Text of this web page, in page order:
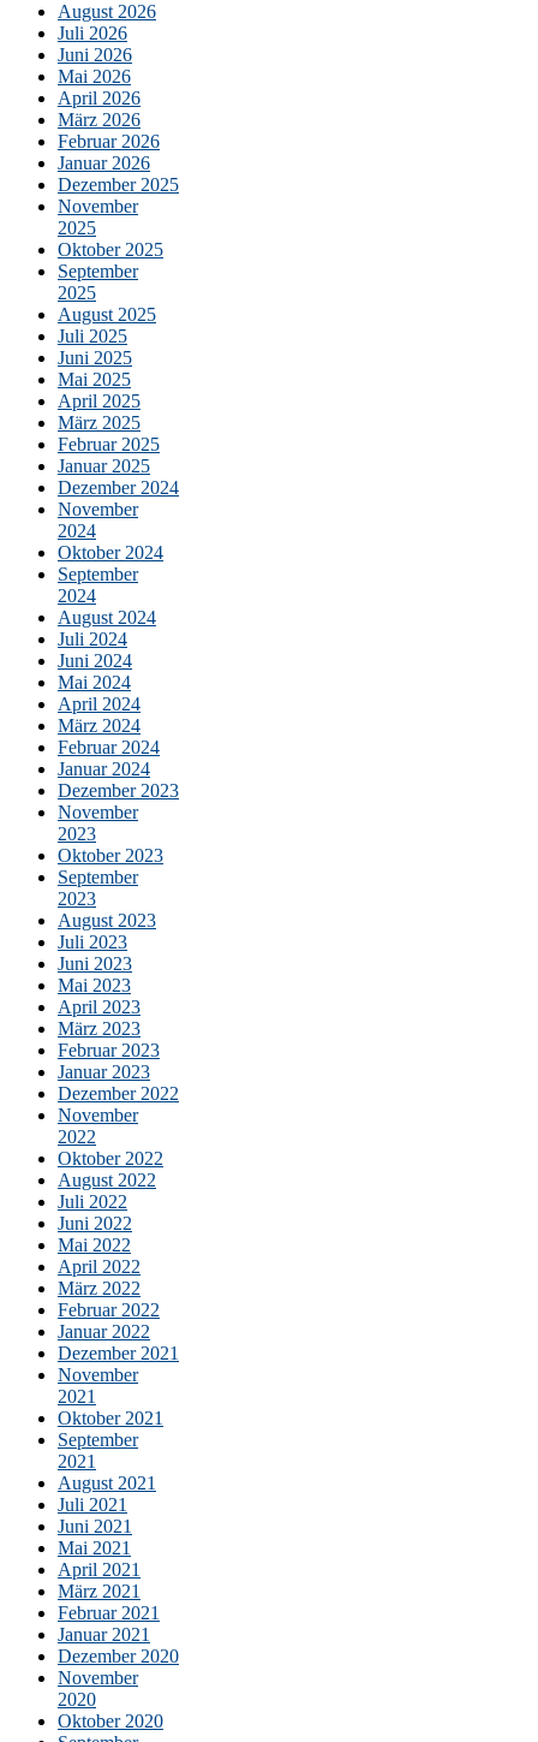
August 2026
Juli 2026
Juni 2026
Mai 2026
April 2026
März 2026
Februar 2026
Januar 2026
Dezember 2025
November
2025
Oktober 2025
September
2025
August 2025
Juli 2025
Juni 2025
Mai 2025
April 2025
März 2025
Februar 2025
Januar 2025
Dezember 2024
November
2024
Oktober 2024
September
2024
August 2024
Juli 2024
Juni 2024
Mai 2024
April 2024
März 2024
Februar 2024
Januar 2024
Dezember 2023
November
2023
Oktober 2023
September
2023
August 2023
Juli 2023
Juni 2023
Mai 2023
April 2023
März 2023
Februar 2023
Januar 2023
Dezember 2022
November
2022
Oktober 2022
August 2022
Juli 2022
Juni 2022
Mai 2022
April 2022
März 2022
Februar 2022
Januar 2022
Dezember 2021
November
2021
Oktober 2021
September
2021
August 2021
Juli 2021
Juni 2021
Mai 2021
April 2021
März 2021
Februar 2021
Januar 2021
Dezember 2020
November
2020
Oktober 2020